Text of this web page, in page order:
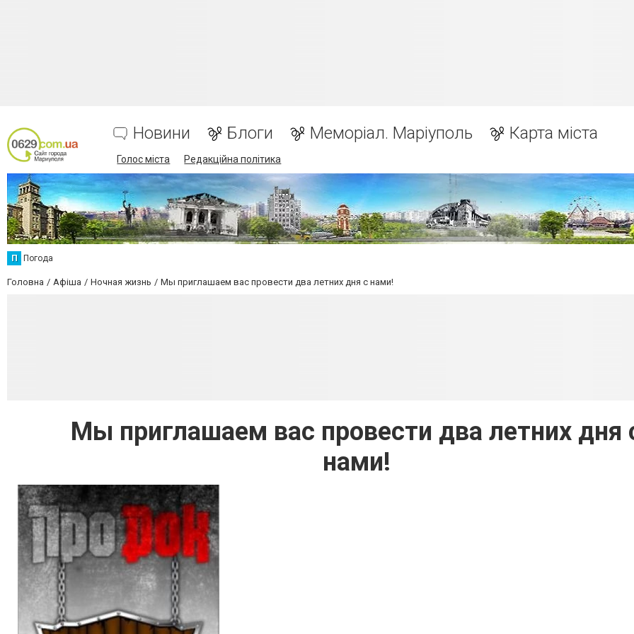
Новини Блоги Меморіал. Маріуполь Карта міста
Голос міста Редакційна політика
П Погода
Головна Афіша Ночная жизнь Мы приглашаем вас провести два летних дня с нами!
Мы приглашаем вас провести два летних дня
нами!